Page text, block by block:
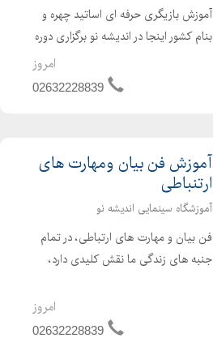
آموزش بازیگری حرفه ای اساتید چهره و
بنام کشور اینجا در اندیشه نو برگزاری دوره
های بلند مدت وتخصصی آموزش فن
بیان و زبان بدن آموزش نمایشنامه
امروز
02632228839
آموزش فن بیان ومهارت های
ارتنباطی
آموزشگاه سینمایی اندیشه نو
فن بیان و مهارت های ارتباطی، در تمام
جنبه های زندگی ما نقش کلیدی دارد،
بزرگ وحرفه ای ختم نمی شود بلکه در
مکالمات رو مره، جلسات کاری، و حتی
امروز
02632228839